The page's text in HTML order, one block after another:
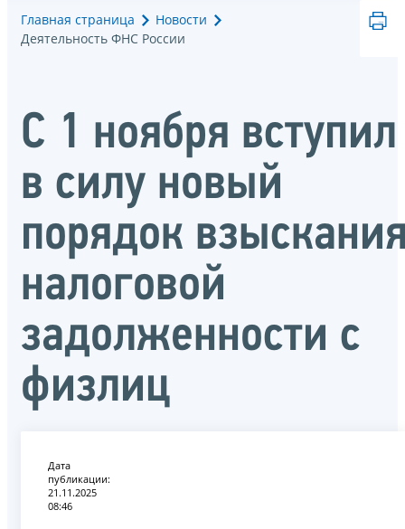
Главная страница
Новости
Деятельность ФНС России
С 1 ноября вступил
в силу новый
порядок
налоговой
задолженности с
физлиц
Дата
публикации:
21.11.2025
08:46